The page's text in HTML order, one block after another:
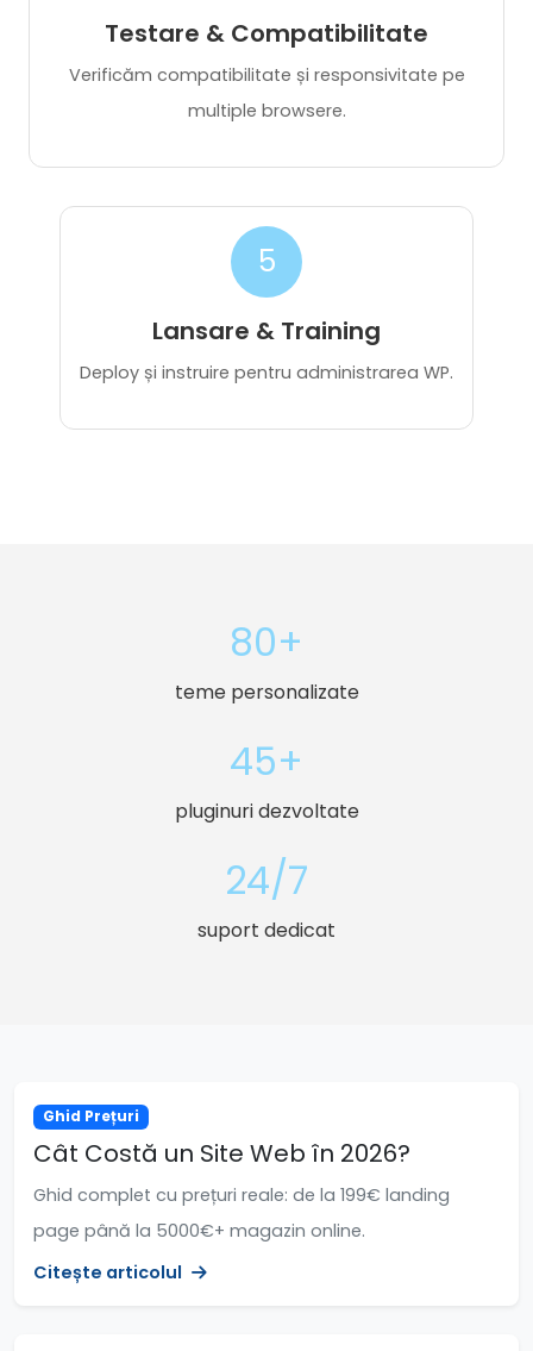
Verificăm compatibilitate și responsivitate pe
multiple browsere.
5
Lansare & Training
Deploy și instruire pentru administrarea WP.
teme personalizate
45+
pluginuri dezvoltate
suport dedicat
Cât Costă un Site Web în 2026?
Ghid complet cu prețuri reale: de la 199€ landing
page până la 5000€+ magazin online.
Citește articolul